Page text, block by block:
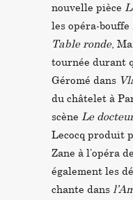
nouvelle pièce
les opéra-bouffe
Table ronde,
tournée durant
Géromé dans
du châtelet à
scène Le
Lecocq produit
Zane à l’opéra
également les
chante dans